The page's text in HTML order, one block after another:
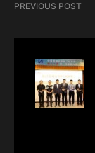
PREVIOUS POST